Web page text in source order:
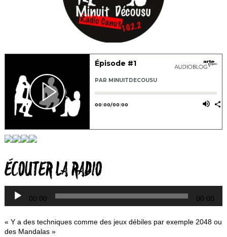
ÉCOUTER LA RADIO
00:00 00:00
« Y a des techniques comme des jeux débiles par exemple 2048 ou
des Mandalas »